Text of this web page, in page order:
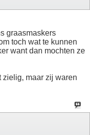
graasmaskers
toch wat te kunnen
want dan mochten ze
zielig, maar zij waren